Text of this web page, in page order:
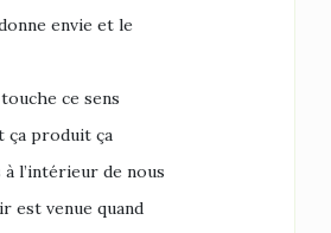
envie et le
ce sens
ça produit ça
l’intérieur de nous
est venue quand